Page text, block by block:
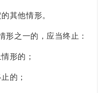
其他情形。
形之一的，应当终止：
形的；
的；